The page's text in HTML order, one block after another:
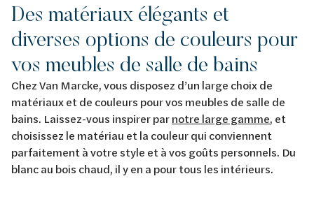
Des matériaux élégants et
diverses options de couleurs pour
vos meubles de salle de bains
Chez Van Marcke, vous disposez d’un large choix de
matériaux et de couleurs pour vos meubles de salle de
bains. Laissez-vous inspirer parnotre large gamme, et
choisissez le matériau et la couleur qui conviennent
parfaitement à votre style et à vos goûts personnels. Du
blanc au bois chaud, il y en a pour tous les intérieurs.